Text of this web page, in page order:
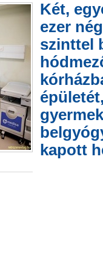
Két,
ezer
szinttel
kapott